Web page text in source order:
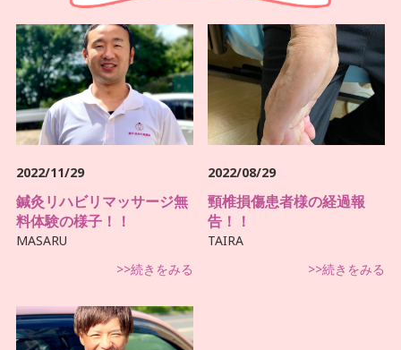
2022/11/29
鍼灸リハビリマッサージ無
料体験の様子！！
MASARU
>>続きをみる
2022/08/29
頸椎損傷患者様の経過報
告！！
TAIRA
>>続きをみる